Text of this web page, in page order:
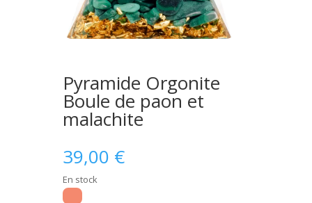
Pyramide Orgonite
Boule de paon et
malachite
39,00 €
En stock